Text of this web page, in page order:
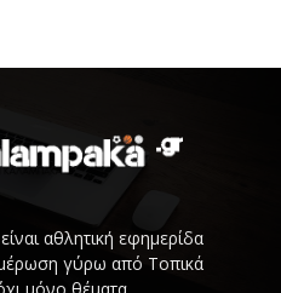
αθλητική εφημερίδα
γύρω από Τοπικά